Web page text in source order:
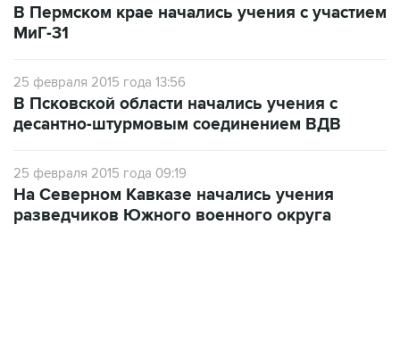
В Пермском крае начались учения с участием
МиГ-31
25 февраля 2015 года 13:56
В Псковской области начались учения с
десантно-штурмовым соединением ВДВ
25 февраля 2015 года 09:19
На Северном Кавказе начались учения
разведчиков Южного военного округа